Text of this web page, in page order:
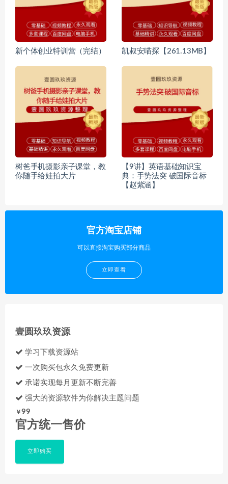
新个体创业特训营（完结） 凯叔安喵探【261.13MB】
树爸手机摄影亲子课堂，教
你随手给娃拍大片
【9讲】英语基础知识宝
典：手势法突 破国际音标
【赵紫涵】
官方淘宝店铺
可以直接淘宝购买部分商品
立即查看
壹圆玖玖资源
学习下载资源站
一次购买包永久免费更新
承诺实现每月更新不断完善
强大的资源软件为你解决主题问题
￥99
官方统一售价
立即购买